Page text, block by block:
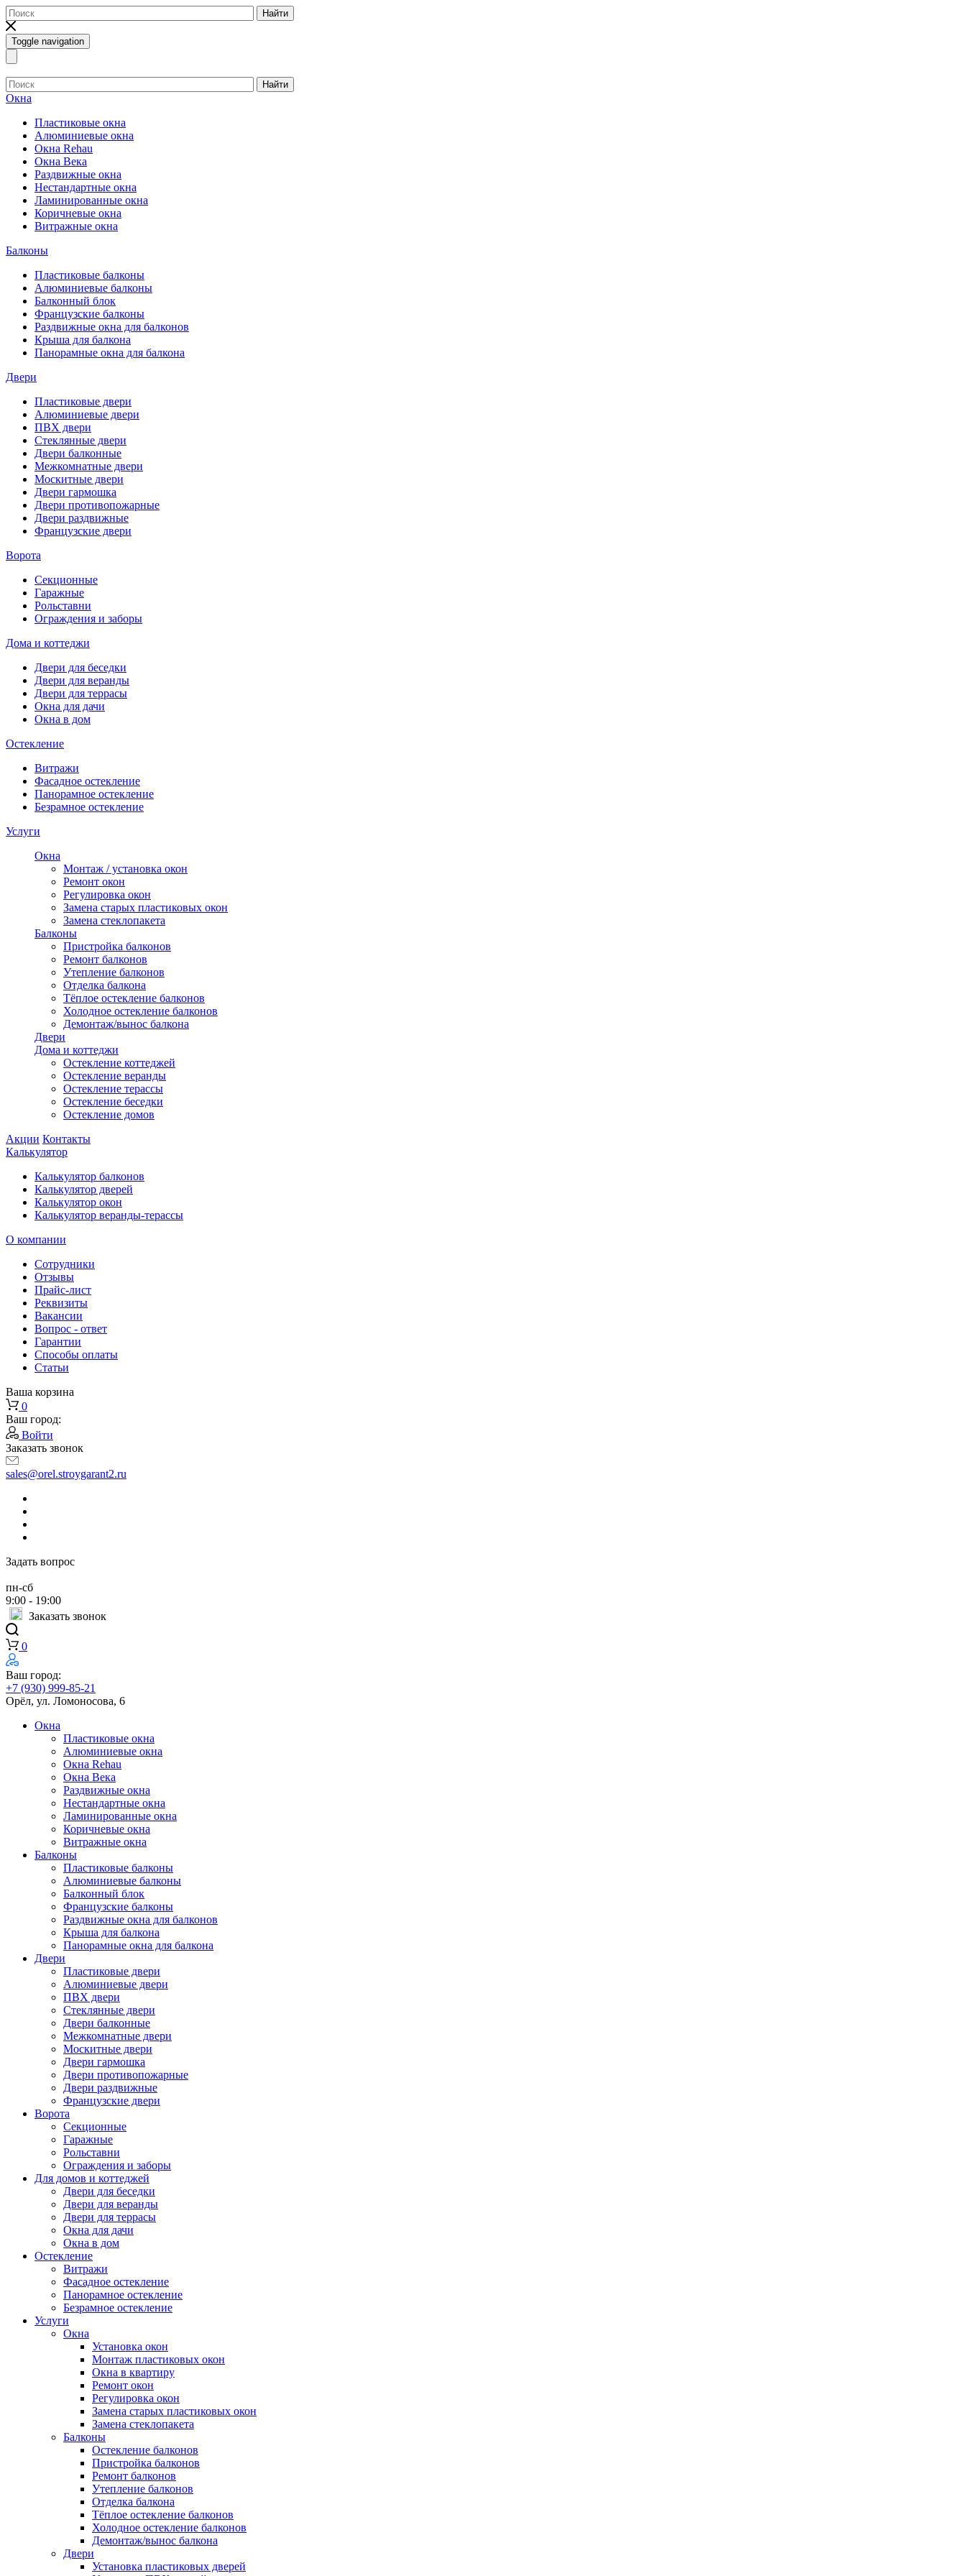
Найти
Toggle navigation
Найти
Окна
Пластиковые окна
Алюминиевые окна
Окна Rehau
Окна Века
Раздвижные окна
Нестандартные окна
Ламинированные окна
Коричневые окна
Витражные окна
Балконы
Пластиковые балконы
Алюминиевые балконы
Балконный блок
Французские балконы
Раздвижные окна для балконов
Крыша для балкона
Панорамные окна для балкона
Двери
Пластиковые двери
Алюминиевые двери
ПВХ двери
Стеклянные двери
Двери балконные
Межкомнатные двери
Москитные двери
Двери гармошка
Двери противопожарные
Двери раздвижные
Французские двери
Ворота
Секционные
Гаражные
Рольставни
Ограждения и заборы
Дома и коттеджи
Двери для беседки
Двери для веранды
Двери для террасы
Окна для дачи
Окна в дом
Остекление
Витражи
Фасадное остекление
Панорамное остекление
Безрамное остекление
Услуги
Окна
Монтаж / установка окон
Ремонт окон
Регулировка окон
Замена старых пластиковых окон
Замена стеклопакета
Балконы
Пристройка балконов
Ремонт балконов
Утепление балконов
Отделка балкона
Тёплое остекление балконов
Холодное остекление балконов
Демонтаж/вынос балкона
Двери
Дома и коттеджи
Остекление коттеджей
Остекление веранды
Остекление терассы
Остекление беседки
Остекление домов
Акции Контакты
Калькулятор
Калькулятор балконов
Калькулятор дверей
Калькулятор окон
Калькулятор веранды-терассы
О компании
Сотрудники
Отзывы
Прайс-лист
Реквизиты
Вакансии
Вопрос - ответ
Гарантии
Способы оплаты
Статьи
Ваша корзина
0
Ваш город:
Войти
Заказать звонок
sales@orel.stroygarant2.ru
Задать вопрос
пн-сб
9:00 - 19:00
Заказать звонок
0
Ваш город:
+7 (930) 999-85-21
Орёл, ул. Ломоносова, 6
Окна
Пластиковые окна
Алюминиевые окна
Окна Rehau
Окна Века
Раздвижные окна
Нестандартные окна
Ламинированные окна
Коричневые окна
Витражные окна
Балконы
Пластиковые балконы
Алюминиевые балконы
Балконный блок
Французские балконы
Раздвижные окна для балконов
Крыша для балкона
Панорамные окна для балкона
Двери
Пластиковые двери
Алюминиевые двери
ПВХ двери
Стеклянные двери
Двери балконные
Межкомнатные двери
Москитные двери
Двери гармошка
Двери противопожарные
Двери раздвижные
Французские двери
Ворота
Секционные
Гаражные
Рольставни
Ограждения и заборы
Для домов и коттеджей
Двери для беседки
Двери для веранды
Двери для террасы
Окна для дачи
Окна в дом
Остекление
Витражи
Фасадное остекление
Панорамное остекление
Безрамное остекление
Услуги
Окна
Установка окон
Монтаж пластиковых окон
Окна в квартиру
Ремонт окон
Регулировка окон
Замена старых пластиковых окон
Замена стеклопакета
Балконы
Остекление балконов
Пристройка балконов
Ремонт балконов
Утепление балконов
Отделка балкона
Тёплое остекление балконов
Холодное остекление балконов
Демонтаж/вынос балкона
Двери
Установка пластиковых дверей